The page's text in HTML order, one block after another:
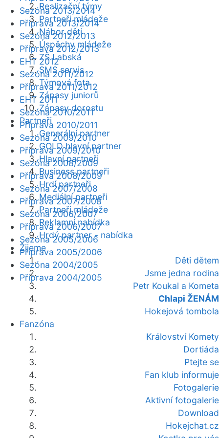
Realizační týmy
Partneři mládeže
Nábor dětí
Úspěchy mládeže
ZŠ Labská
SMS servis
Týmová fota
Zápasy juniorů
Zápasy dorostu
Partneři
Generální partner
GOLD hlavní partner
Hlavní partneři
Business partneři
Hrdí partneři
Mediální partneři
Partneři mládeže
Reklamní nabídka
Hrdý partner - nabídka
Žijeme
Děti dětem
Jsme jedna rodina
Petr Koukal a Kometa
Chlapi ŽENÁM
Hokejová tombola
Fanzóna
Království Komety
Dortiáda
Ptejte se
Fan klub informuje
Fotogalerie
Aktivní fotogalerie
Download
Hokejchat.cz
Sezóna 2013/2014
Příprava 2013/2014
Sezóna 2012/2013
Příprava 2012/2013
EHT 2012
Sezóna 2011/2012
Příprava 2011/2012
EHT 2011
Sezóna 2010/2011
Příprava 2010/2011
Sezóna 2009/2010
Příprava 2009/2010
Sezóna 2008/2009
Příprava 2008/2009
Sezóna 2007/2008
Příprava 2007/2008
Sezóna 2006/2007
Příprava 2006/2007
Sezóna 2005/2006
Příprava 2005/2006
Sezóna 2004/2005
Příprava 2004/2005